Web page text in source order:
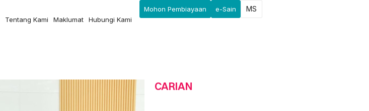
Tentang Kami Maklumat Hubungi Kami
Mohon Pembiayaan e-Sain MS
CARIAN